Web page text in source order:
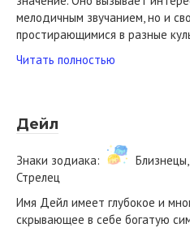
мелодичным звучанием, но и
простирающимися в разные
Читать полностью
Дейл
Знаки зодиака: Близнецы,
Стрелец
Имя Дейл имеет глубокое и
скрывающее в себе богатую